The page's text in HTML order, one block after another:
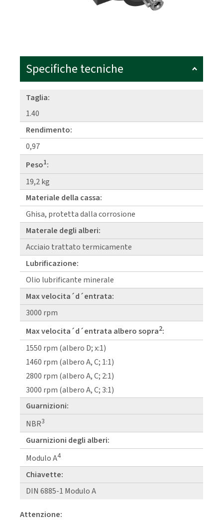
Specifiche tecniche
Taglia:
1.40
Rendimento:
0,97
Peso1:
19,2 kg
Materiale della cassa:
Ghisa, protetta dalla corrosione
Materale degli alberi:
Acciaio trattato termicamente
Lubrificazione:
Olio lubrificante minerale
Max velocita´d´entrata:
3000 rpm
Max velocita´d´entrata albero sopra2:
1550 rpm (albero D; x:1)
1460 rpm (albero A, C; 1:1)
2800 rpm (albero A, C; 2:1)
3000 rpm (albero A, C; 3:1)
Guarnizioni:
NBR3
Guarnizioni degli alberi:
Modulo A4
Chiavette:
DIN 6885-1 Modulo A
Attenzione: